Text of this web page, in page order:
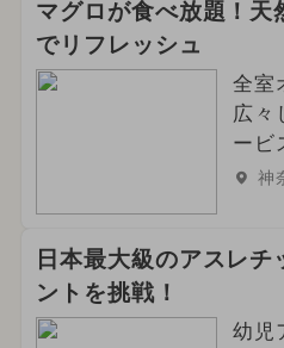
マグロが食べ放題！天
でリフレッシュ
全室
広々
ービ
神
日本最大級のアスレ
ントを挑戦！
幼児